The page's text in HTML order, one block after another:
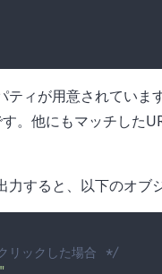
ティが用意されていま
。他にもマッチした
力すると、以下のオブ
ックした場合 */